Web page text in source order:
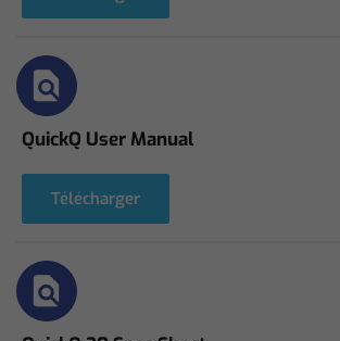
QuickQ User Manual
Télécharger